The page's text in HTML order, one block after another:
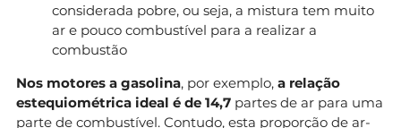
considerada pobre, ou seja, a mistura tem muito
ar e pouco combustível para a realizar a
combustão
Nos motores a gasolina, por exemplo, a relação
estequiométrica ideal é de 14,7 partes de ar para uma
parte de combustível. Contudo, esta proporção de ar-